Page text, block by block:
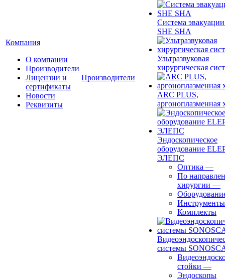
Компания
О компании
Производители
Лицензии и
сертификаты
Новости
Реквизиты
Производители
Система
SHE SHA
Ультразвуковая
хирургическая
ARC PLUS,
аргоноплазменная
Эндоскопическое
оборудование
ЭЛЕПС
Оптика —
По
хирургии —
Инструменты
Комплекты
системы
стойки —
Эндоскопы